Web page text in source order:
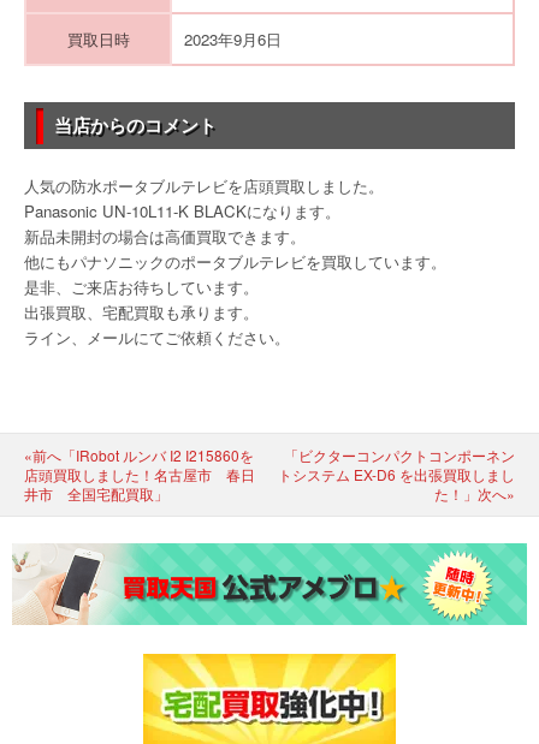
買取日時 2023年9月6日
当店からのコメント
人気の防水ポータブルテレビを店頭買取しました。
Panasonic UN-10L11-K BLACKになります。
新品未開封の場合は高価買取できます。
他にもパナソニックのポータブルテレビを買取しています。
是非、ご来店お待ちしています。
出張買取、宅配買取も承ります。
ライン、メールにてご依頼ください。
«前へ「iRobot ルンバ I2 I215860を
店頭買取しました！名古屋市 春日
井市 全国宅配買取」
「ビクターコンパクトコンポーネン
トシステム EX-D6 を出張買取しまし
た！」次へ»